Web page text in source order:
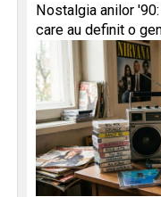
Nostalgia anilor
care au definit o